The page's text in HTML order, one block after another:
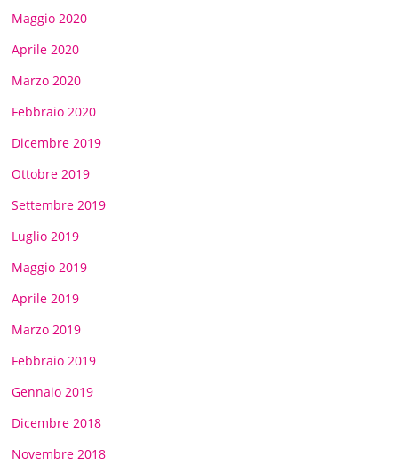
Maggio 2020
Aprile 2020
Marzo 2020
Febbraio 2020
Dicembre 2019
Ottobre 2019
Settembre 2019
Luglio 2019
Maggio 2019
Aprile 2019
Marzo 2019
Febbraio 2019
Gennaio 2019
Dicembre 2018
Novembre 2018